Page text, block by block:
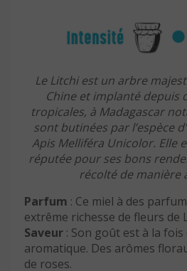
Le Litchi est un arbre
Chine et implanté depuis
tropicales, à Madagascar
sont butinées par l’espèce
Apis Melliféra Unicolor. Elle
réputée pour ses bons
récolté de manière
Parfum : Ce miel à des
extrême richesse de fleurs de
Saveur : Son goût est à la
aromatique. Des arômes
de roses.